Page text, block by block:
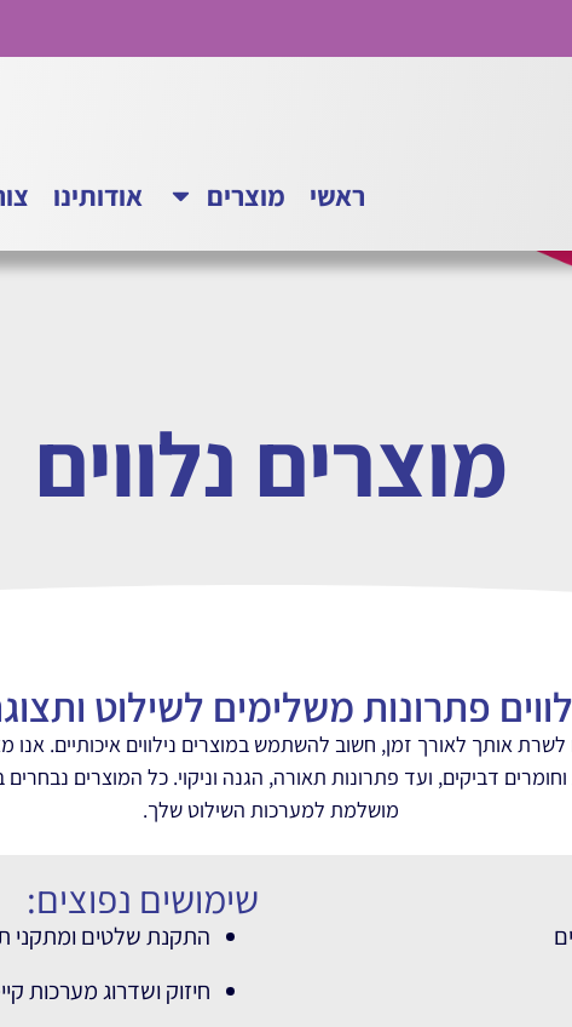
ראשי מוצרים אודותינו
מוצרים נלווים
פתרונות משלימים לשילוט
לשרת אותך לאורך זמן, חשוב להשתמש במוצרים נילווים איכותיים.
דביקים, ועד פתרונות תאורה, הגנה וניקוי. כל המוצרים
מושלמת למערכות השילוט שלך.
שימושים נפוצים:
התקנת שלטים ומתקני
חיזוק ושדרוג מערכות